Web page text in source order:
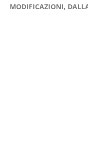
MODIFICAZIONI,